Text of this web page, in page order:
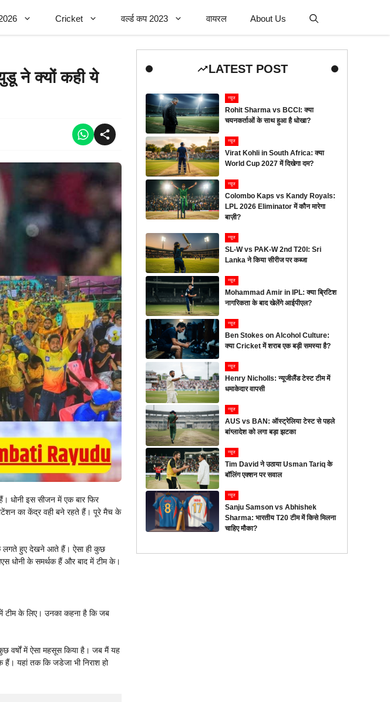
Cricket वर्ल्ड कप 2023 वायरल About Us
ने क्यों कही ये
धोनी इस सीजन में एक बार फिर
का केंद्र वही बने रहते हैं। पूरे मैच के
लगते हुए देखने आते हैं। ऐसा ही कुछ
धोनी के समर्थक हैं और बाद में टीम के।
टीम के लिए। उनका कहना है कि जब
वर्षों में ऐसा महसूस किया है। जब मैं यह
यहां तक कि जडेजा भी निराश हो
LATEST POST
न्यूज
Rohit Sharma vs BCCI: क्या
चयनकर्ताओं के साथ हुआ है धोखा?
न्यूज
Virat Kohli in South Africa: क्या
World Cup 2027 में दिखेगा दम?
न्यूज
Colombo Kaps vs Kandy Royals:
LPL 2026 Eliminator में कौन मारेगा
बाज़ी?
न्यूज
SL-W vs PAK-W 2nd T20I: Sri
Lanka ने किया सीरीज पर कब्जा
न्यूज
Mohammad Amir in IPL: क्या ब्रिटिश
नागरिकता के बाद खेलेंगे आईपीएल?
न्यूज
Ben Stokes on Alcohol Culture:
क्या Cricket में शराब एक बड़ी समस्या है?
न्यूज
Henry Nicholls: न्यूजीलैंड टेस्ट टीम में
धमाकेदार वापसी
न्यूज
AUS vs BAN: ऑस्ट्रेलिया टेस्ट से पहले
बांग्लादेश को लगा बड़ा झटका
न्यूज
Tim David ने उठाया Usman Tariq के
बॉलिंग एक्शन पर सवाल
न्यूज
Sanju Samson vs Abhishek
Sharma: भारतीय T20 टीम में किसे मिलना
चाहिए मौका?